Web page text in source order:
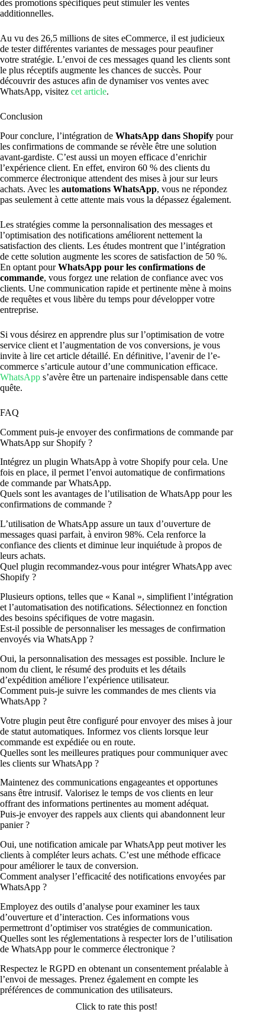
des promotions spécifiques peut stimuler les ventes
additionnelles.
Au vu des 26,5 millions de sites eCommerce, il est judicieux
de tester différentes variantes de messages pour peaufiner
votre stratégie. L’envoi de ces messages quand les clients sont
le plus réceptifs augmente les chances de succès. Pour
découvrir des astuces afin de dynamiser vos ventes avec
WhatsApp, visitez cet article.
Conclusion
Pour conclure, l’intégration de WhatsApp dans Shopify pour
les confirmations de commande se révèle être une solution
avant-gardiste. C’est aussi un moyen efficace d’enrichir
l’expérience client. En effet, environ 60 % des clients du
commerce électronique attendent des mises à jour sur leurs
achats. Avec les automations WhatsApp, vous ne répondez
pas seulement à cette attente mais vous la dépassez également.
Les stratégies comme la personnalisation des messages et
l’optimisation des notifications améliorent nettement la
satisfaction des clients. Les études montrent que l’intégration
de cette solution augmente les scores de satisfaction de 50 %.
En optant pourWhatsApp pour les confirmations de
commande, vous forgez une relation de confiance avec vos
clients. Une communication rapide et pertinente mène à moins
de requêtes et vous libère du temps pour développer votre
entreprise.
Si vous désirez en apprendre plus sur l’optimisation de votre
service client et l’augmentation de vos conversions, je vous
invite à lire cet article détaillé. En définitive, l’avenir de l’e-
commerce s’articule autour d’une communication efficace.
WhatsApp s’avère être un partenaire indispensable dans cette
quête.
FAQ
Comment puis-je envoyer des confirmations de commande par
WhatsApp sur Shopify ?
Intégrez un plugin WhatsApp à votre Shopify pour cela. Une
fois en place, il permet l’envoi automatique de confirmations
de commande par WhatsApp.
Quels sont les avantages de l’utilisation de WhatsApp pour les
confirmations de commande ?
L’utilisation de WhatsApp assure un taux d’ouverture de
messages quasi parfait, à environ 98%. Cela renforce la
confiance des clients et diminue leur inquiétude à propos de
leurs achats.
Quel plugin recommandez-vous pour intégrer WhatsApp avec
Shopify ?
Plusieurs options, telles que « Kanal », simplifient l’intégration
et l’automatisation des notifications. Sélectionnez en fonction
des besoins spécifiques de votre magasin.
Est-il possible de personnaliser les messages de confirmation
envoyés via WhatsApp ?
Oui, la personnalisation des messages est possible. Inclure le
nom du client, le résumé des produits et les détails
d’expédition améliore l’expérience utilisateur.
Comment puis-je suivre les commandes de mes clients via
WhatsApp ?
Votre plugin peut être configuré pour envoyer des mises à jour
de statut automatiques. Informez vos clients lorsque leur
commande est expédiée ou en route.
Quelles sont les meilleures pratiques pour communiquer avec
les clients sur WhatsApp ?
Maintenez des communications engageantes et opportunes
sans être intrusif. Valorisez le temps de vos clients en leur
offrant des informations pertinentes au moment adéquat.
Puis-je envoyer des rappels aux clients qui abandonnent leur
panier ?
Oui, une notification amicale par WhatsApp peut motiver les
clients à compléter leurs achats. C’est une méthode efficace
pour améliorer le taux de conversion.
Comment analyser l’efficacité des notifications envoyées par
WhatsApp ?
Employez des outils d’analyse pour examiner les taux
d’ouverture et d’interaction. Ces informations vous
permettront d’optimiser vos stratégies de communication.
Quelles sont les réglementations à respecter lors de l’utilisation
de WhatsApp pour le commerce électronique ?
Respectez le RGPD en obtenant un consentement préalable à
l’envoi de messages. Prenez également en compte les
préférences de communication des utilisateurs.
Click to rate this post!